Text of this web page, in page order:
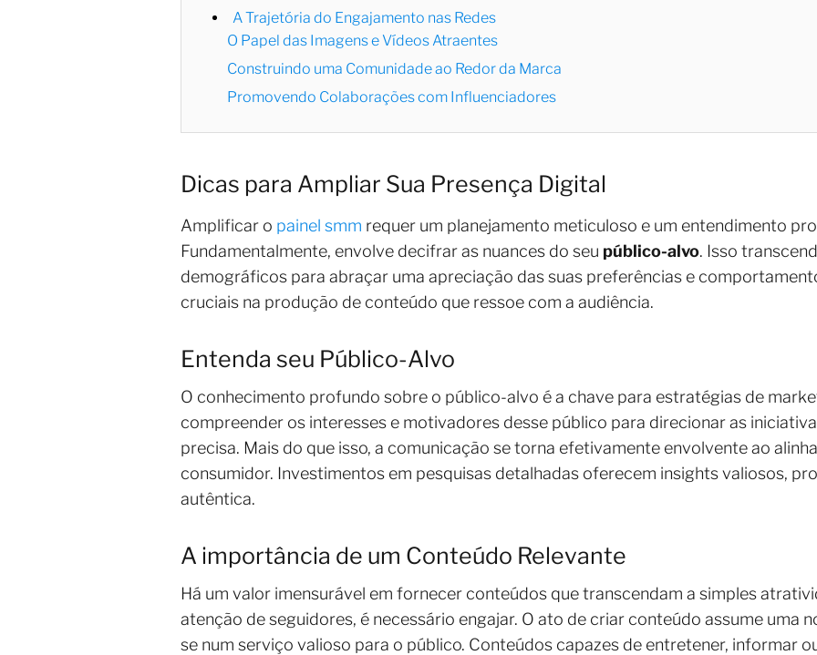
A Trajetória do Engajamento nas Redes
O Papel das Imagens e Vídeos Atraentes
Construindo uma Comunidade ao Redor da Marca
Promovendo Colaborações com Influenciadores
Dicas para Ampliar Sua Presença Digital
Amplificar o painel smm requer um planejamento meticuloso e um entendimento
Fundamentalmente, envolve decifrar as nuances do seu público-alvo. Isso
demográficos para abraçar uma apreciação das suas preferências e
cruciais na produção de conteúdo que ressoe com a audiência.
Entenda seu Público-Alvo
O conhecimento profundo sobre o público-alvo é a chave para estratégias de
compreender os interesses e motivadores desse público para direcionar as
precisa. Mais do que isso, a comunicação se torna efetivamente envolvente ao
consumidor. Investimentos em pesquisas detalhadas oferecem insights valiosos,
autêntica.
A importância de um Conteúdo Relevante
Há um valor imensurável em fornecer conteúdos que transcendam a simples
atenção de seguidores, é necessário engajar. O ato de criar conteúdo assume uma
se num serviço valioso para o público. Conteúdos capazes de entretener, informar